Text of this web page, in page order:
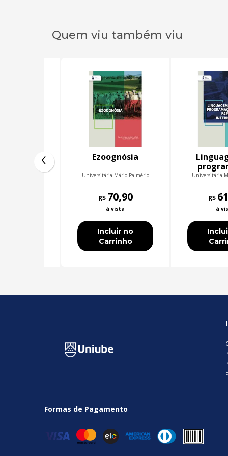
Quem viu também viu
Ezoognósia
Universitária Mário Palmério
R$ 70,90
à vista
Incluir no
Carrinho
para a
Universitária
R$
à
‹
Formas de Pagamento